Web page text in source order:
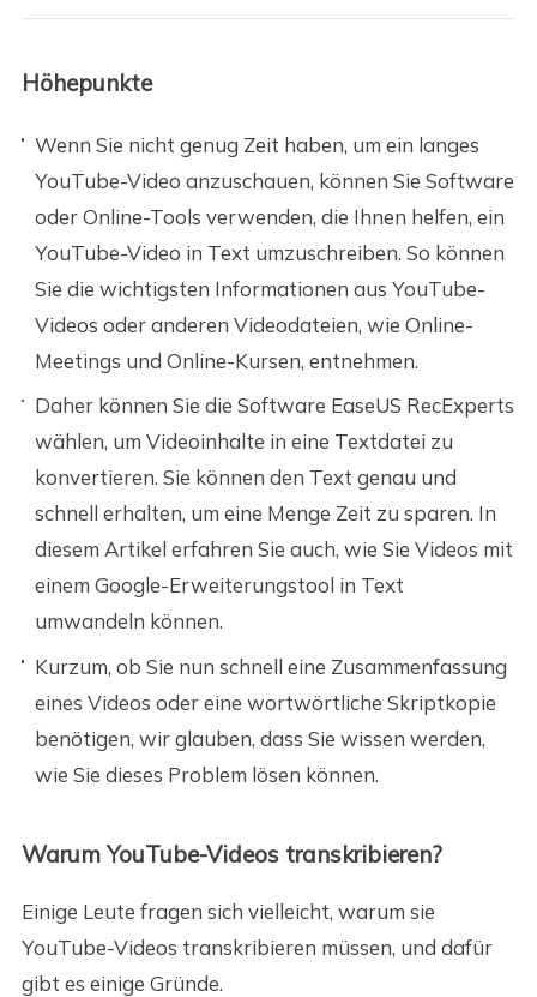
Höhepunkte
Wenn Sie nicht genug Zeit haben, um ein langes
YouTube-Video anzuschauen, können Sie Software
oder Online-Tools verwenden, die Ihnen helfen, ein
YouTube-Video in Text umzuschreiben. So können
Sie die wichtigsten Informationen aus YouTube-
Videos oder anderen Videodateien, wie Online-
Meetings und Online-Kursen, entnehmen.
Daher können Sie die Software EaseUS RecExperts
wählen, um Videoinhalte in eine Textdatei zu
konvertieren. Sie können den Text genau und
schnell erhalten, um eine Menge Zeit zu sparen. In
diesem Artikel erfahren Sie auch, wie Sie Videos mit
einem Google-Erweiterungstool in Text
umwandeln können.
Kurzum, ob Sie nun schnell eine Zusammenfassung
eines Videos oder eine wortwörtliche Skriptkopie
benötigen, wir glauben, dass Sie wissen werden,
wie Sie dieses Problem lösen können.
Warum YouTube-Videos transkribieren?
Einige Leute fragen sich vielleicht, warum sie
YouTube-Videos transkribieren müssen, und dafür
gibt es einige Gründe.